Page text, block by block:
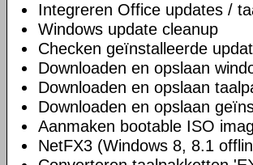
Integreren Office updates /
Windows update cleanup
Checken geïnstalleerde
Downloaden en opslaan
Downloaden en opslaan
Downloaden en opslaan
Aanmaken bootable ISO
NetFX3 (Windows 8, 8.1